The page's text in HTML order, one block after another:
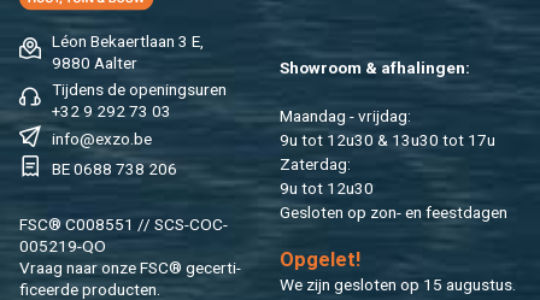
Léon Be­kaert­laan 3 E,
9880 Aal­ter
Tij­dens de ope­nings­uren
+32 9 292 73 03
info@​exzo.​be
BE 0688 738 206
FSC® C008551 // SCS-COC-
005219-QO
Vraag naar onze FSC® ge­cer­ti­
fi­ceer­de pro­duc­ten.
Show­room & af­ha­lin­gen:
Maan­dag - vrij­dag:
9u tot 12u30 & 13u30 tot 17u
Za­ter­dag:
9u tot 12u30
Ge­slo­ten op zon- en feest­da­gen
Op­ge­let!
We zijn ge­slo­ten op 15 au­gus­tus.